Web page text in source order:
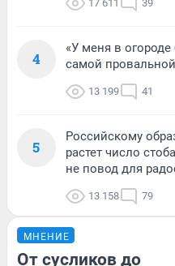
17 611 39
4
«У меня в огороде
самой
13 199 41
5
Российскому
растет число
не повод для
13 158 79
МНЕНИЕ
От сусликов до